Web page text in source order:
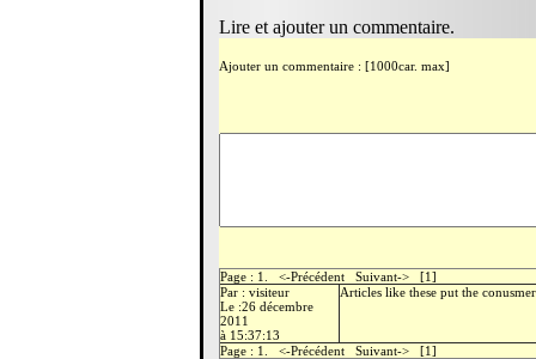
Lire et ajouter un commentaire.
Ajouter un commentaire : [1000car. max]
Page : 1. <-Précédent Suivant-> [1]
Par : visiteur
Le :26 décembre
2011
à 15:37:13
Articles like these put the
Page : 1. <-Précédent Suivant-> [1]